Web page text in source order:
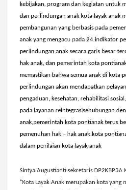
kebijakan, program dan kegiatan untuk
dan perlindungan anak kota layak anak
pembangunan yang berbasis pada
anak yang mengacu pada 24 indikator
perlindungan anak secara garis besar
hak anak, dan pemerintah kota
memastikan bahwa semua anak di kota
perlindungan akan mendapatkan
pengaduan, kesehatan, rehabilitasi
pada layanan reintegrasisehubungan
anak,pemerintah kota pontianak terus
pemenuhan hak – hak anak.kota
dalam penilaian kota layak anak
Sintya Augustianti sekretaris DP2KBP3A
"Kota Layak Anak merupakan kota yang